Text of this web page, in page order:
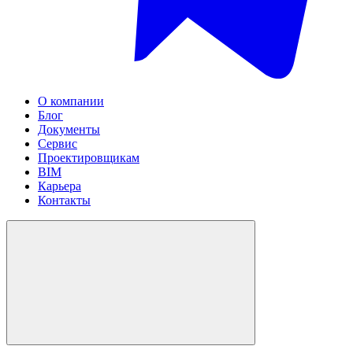
О компании
Блог
Документы
Сервис
Проектировщикам
BIM
Карьера
Контакты